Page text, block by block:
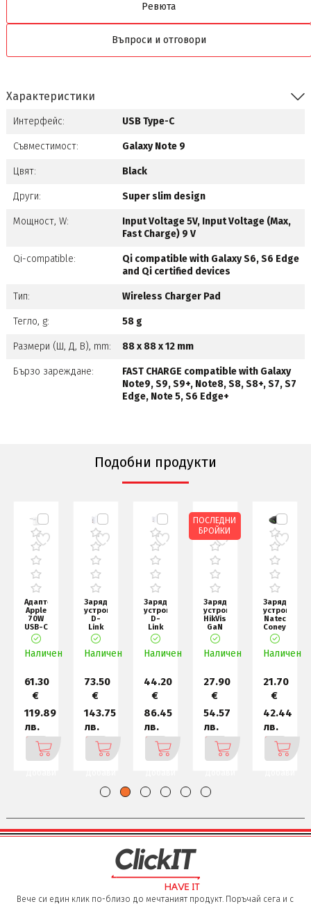
Ревюта
Въпроси и отговори
Характеристики
Интерфейс: USB Type-C
Съвместимост: Galaxy Note 9
Цвят: Black
Други: Super slim design
Мощност, W:
Input Voltage 5V, Input Voltage (Max,
Fast Charge) 9 V
Qi-compatible:
Qi compatible with Galaxy S6, S6 Edge
and Qi certified devices
Тип: Wireless Charger Pad
Тегло, g: 58 g
Размери (Ш, Д, В), mm: 88 x 88 x 12 mm
Бързо зареждане:
FAST CHARGE compatible with Galaxy
Note9, S9, S9+, Note8, S8, S8+, S7, S7
Edge, Note 5, S6 Edge+
Подобни продукти
Адаптер
Apple
70W
USB-C
Power
Adapter
Наличен
61.30
€
119.89
лв.
Зарядно
устройство
D-
Link
140W
GaN
Charger
Наличен
73.50
€
143.75
лв.
Зарядно
устройство
D-
Link
100W
GaN
Charger
Наличен
44.20
€
86.45
лв.
Зарядно
устройство
HikVision
GaN
Fast
Charger
2C 6
Наличен
27.90
€
54.57
лв.
ПОСЛЕДНИ
БРОЙКИ
Зарядно
устройство
Natec
Coney
2xUSB,
1xUSB-
C Quic
Наличен
21.70
€
42.44
лв.
Вече си един клик по-близо до мечтаният продукт. Поръчай сега и с